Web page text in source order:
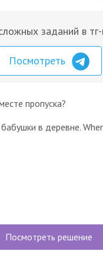
заданий в
Посмотреть
пропуска?
в деревне.
Посмотреть решение